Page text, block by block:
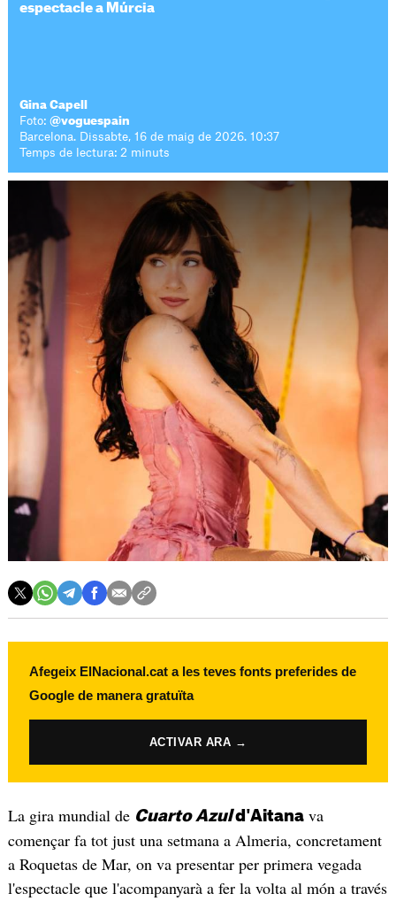
espectacle a Múrcia
Gina Capell
Foto:@voguespain
Barcelona. Dissabte, 16 de maig de 2026. 10:37
Temps de lectura: 2 minuts
Afegeix ElNacional.cat a les teves fonts preferides de
Google de manera gratuïta
ACTIVAR ARA →
La gira mundial de Cuarto Azuld'Aitanava
començar fa tot just una setmana a Almeria, concretament
a Roquetas de Mar, on va presentar per primera vegada
l'espectacle que l'acompanyarà a fer la volta al món a través